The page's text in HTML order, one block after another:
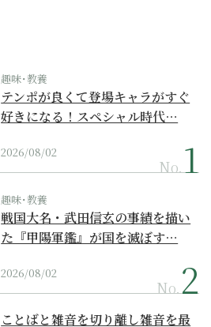
趣味･教養
テンポが良くて登場キャラがすぐ
好きになる！スペシャル時代…
2026/08/02
No.
趣味･教養
戦国大名・武田信玄の事績を描い
た『甲陽軍鑑』が国を滅ぼす…
2026/08/02
No.
ことばと雑音を切り離し雑音を最